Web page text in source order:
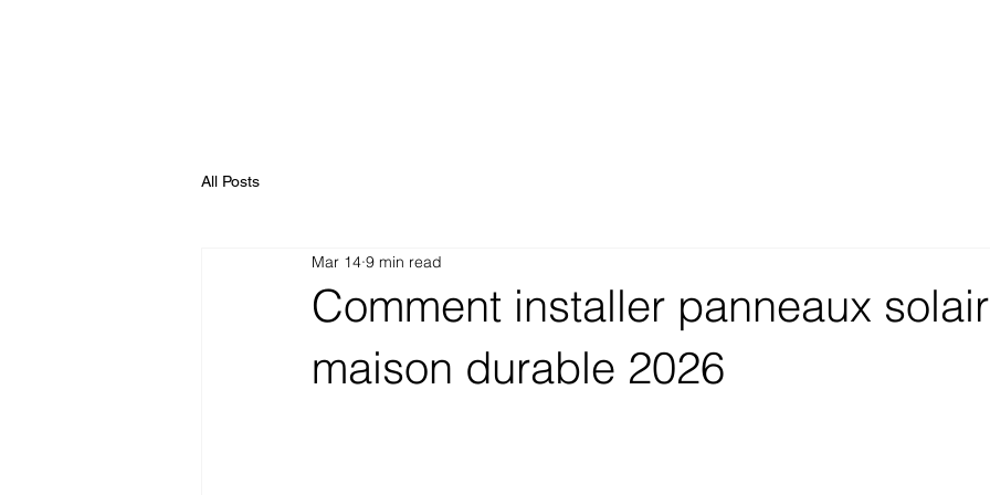
All Posts
Comment installer panneaux
maison durable 2026
Mar 14 9 min read